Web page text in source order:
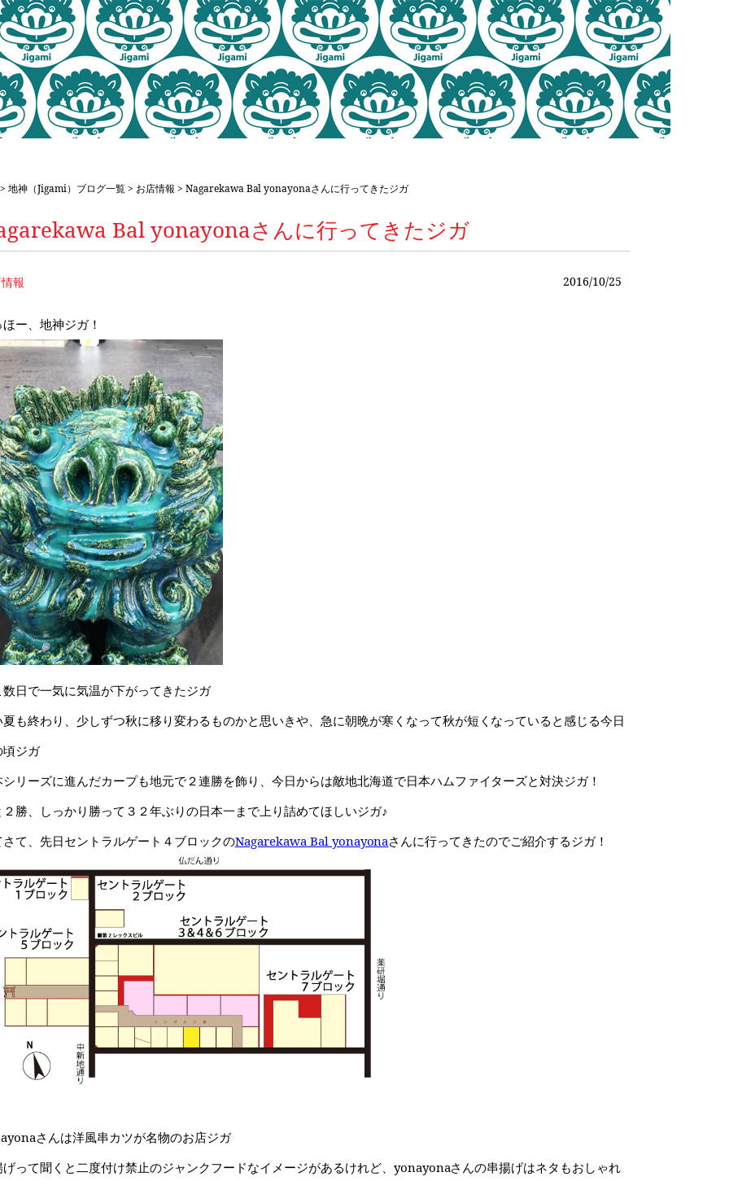
地神（Jigami）ブログ一覧> お店情報 > Nagarekawa Bal yonayonaさんに行ってきたジガ
Bal yonayonaさんに行ってきたジガ
2016/10/25
報
ー、地神ジガ！
数日で一気に気温が下がってきたジガ
夏も終わり、少しずつ秋に移り変わるものかと思いきや、急に朝晩が寒くなって秋が短くなっていると感じる今日
頃ジガ
リーズに進んだカープも地元で２連勝を飾り、今日からは敵地北海道で日本ハムファイターズと対決ジガ！
２勝、しっかり勝って３２年ぶりの日本一まで上り詰めてほしいジガ♪
さて、先日セントラルゲート４ブロックのNagarekawa Bal yonayonaさんに行ってきたのでご紹介するジガ！
さんは洋風串カツが名物のお店ジガ
げって聞くと二度付け禁止のジャンクフードなイメージがあるけれど、yonayonaさんの串揚げはネタもおしゃれ